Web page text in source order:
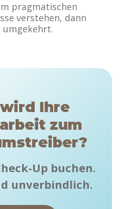
pragmatischen
verstehen, dann
umgekehrt.
Ihre
zum
Up buchen.
unverbindlich.